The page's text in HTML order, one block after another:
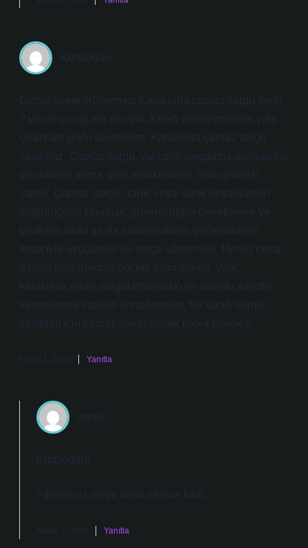
Kurtboğan
Girişte acele edilmemiş; Karakolda çapraz sorgu nedir
? yavaş yavaş ele alınıyor. Kendi deneyimimden yola
çıkarsam şöyle diyebilirim: Karakolda çapraz sorgu
yapılmaz. Çapraz sorgu, yalnızca yargılama aşamasına
geçildikten sonra, yani mahkemede, “duruşmada”
yapılır. Çapraz sorgu , tanık veya sanık beyanlarının
doğruluğunu sınamak, güvenilirliğini denetlemek ve
tarafların iddia ya da savunmalarını güçlendirmek
amacıyla uygulanan bir sorgu yöntemidir. Henüz ceza
davası başlamadan önceki aşamalarda, yani,
karakolda (polis sorgulamasında) ve sonraki savcılık
aşamasında yapılan sorgulamalar, tek taraflı sorgu
yapıldığı için çapraz sorgu olarak kabul edilmez.
Nisan 1, 2026 Yanıtla
admin
Kurtboğan!
Fikirleriniz metni daha okunur kıldı.
Nisan 1, 2026 Yanıtla